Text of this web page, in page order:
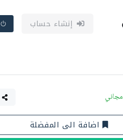
إنشاء حساب
مجاني
اضافة الى المفضلة